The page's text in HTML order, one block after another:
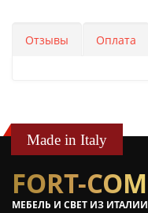
Отзывы Оплата
Made in Italy
FORT-COM
МЕБЕЛЬ И СВЕТ ИЗ ИТАЛИИ